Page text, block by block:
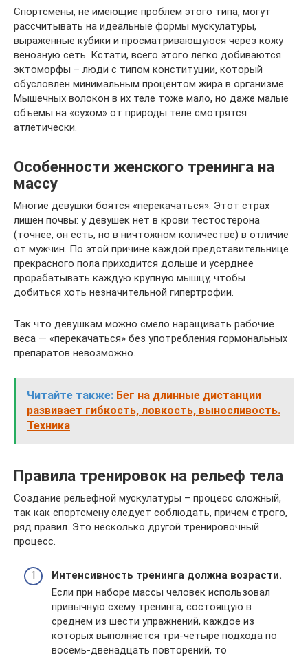
Спортсмены, не имеющие проблем этого типа, могут
рассчитывать на идеальные формы мускулатуры,
выраженные кубики и просматривающуюся через кожу
венозную сеть. Кстати, всего этого легко добиваются
эктоморфы – люди с типом конституции, который
обусловлен минимальным процентом жира в организме.
Мышечных волокон в их теле тоже мало, но даже малые
объемы на «сухом» от природы теле смотрятся
атлетически.
Особенности женского тренинга на
массу
Многие девушки боятся «перекачаться». Этот страх
лишен почвы: у девушек нет в крови тестостерона
(точнее, он есть, но в ничтожном количестве) в отличие
от мужчин. По этой причине каждой представительнице
прекрасного пола приходится дольше и усерднее
прорабатывать каждую крупную мышцу, чтобы
добиться хоть незначительной гипертрофии.
Так что девушкам можно смело наращивать рабочие
веса — «перекачаться» без употребления гормональных
препаратов невозможно.
Читайте также: Бег на длинные дистанции
развивает гибкость, ловкость, выносливость.
Техника
Правила тренировок на рельеф тела
Создание рельефной мускулатуры – процесс сложный,
так как спортсмену следует соблюдать, причем строго,
ряд правил. Это несколько другой тренировочный
процесс.
Интенсивность тренинга должна возрасти.
Если при наборе массы человек использовал
привычную схему тренинга, состоящую в
среднем из шести упражнений, каждое из
которых выполняется три-четыре подхода по
восемь-двенадцать повторений, то